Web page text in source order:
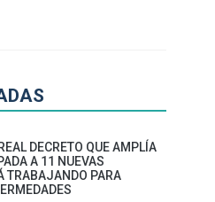
DECRETO QUE AMPLÍA
A 11 NUEVAS
TRABAJANDO PARA